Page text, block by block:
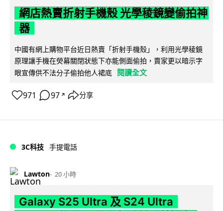
網店熱賣折射手機殼 光學稜鏡變偷拍神
器
中國有網上購物平台近日熱賣「折射手機殼」，利用光學稜鏡
原理讓手機在熒幕關閉狀態下亦能側面偷拍，賣家更以暗示字
眼宣傳供不法分子偷拍他人裙底
閱讀全文
971 97 ↗ 分享
3C科技 手提電話
Lawton 20 小時
Galaxy S25 Ultra 及 S24 Ultra